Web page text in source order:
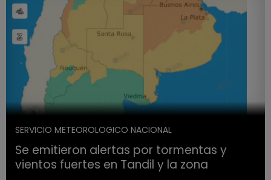
SERVICIO METEOROLOGICO NACIONAL
Se emitieron alertas por tormentas y
vientos fuertes en Tandil y la zona